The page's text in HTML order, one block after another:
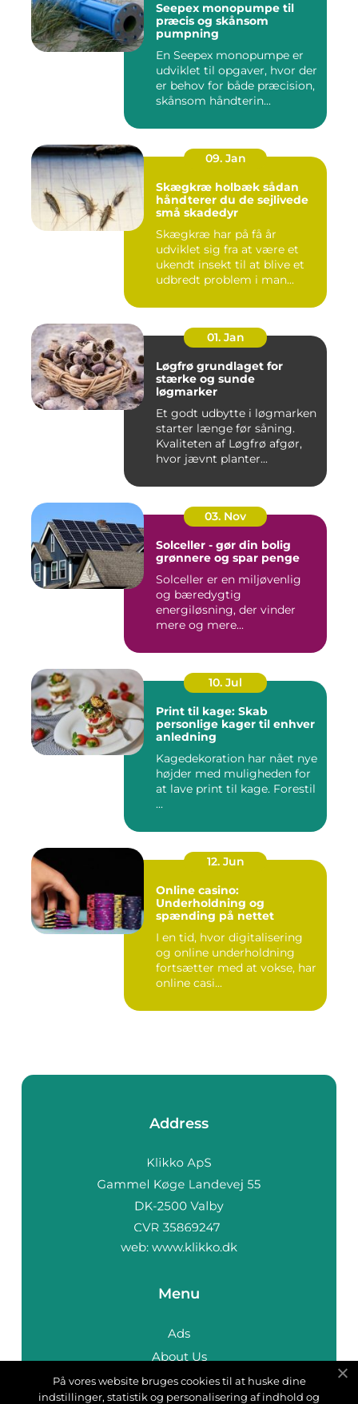
Seepex monopumpe til
præcis og skånsom
pumpning
En Seepex monopumpe er
udviklet til opgaver, hvor der
er behov for både præcision,
skånsom håndterin...
09. Jan
Skægkræ holbæk sådan
håndterer du de sejlivede
små skadedyr
Skægkræ har på få år
udviklet sig fra at være et
ukendt insekt til at blive et
udbredt problem i man...
01. Jan
Løgfrø grundlaget for
stærke og sunde
løgmarker
Et godt udbytte i løgmarken
starter længe før såning.
Kvaliteten af Løgfrø afgør,
hvor jævnt planter...
03. Nov
Solceller - gør din bolig
grønnere og spar penge
Solceller er en miljøvenlig
og bæredygtig
energiløsning, der vinder
mere og mere...
10. Jul
Print til kage: Skab
personlige kager til enhver
anledning
Kagedekoration har nået nye
højder med muligheden for
at lave print til kage. Forestil
...
12. Jun
Online casino:
Underholdning og
spænding på nettet
I en tid, hvor digitalisering
og online underholdning
fortsætter med at vokse, har
online casi...
Address
web: www.klikko.dk
Menu
Ads
About Us
Cookies
På vores website bruges cookies til at huske dine
indstillinger, statistik og personalisering af indhold og